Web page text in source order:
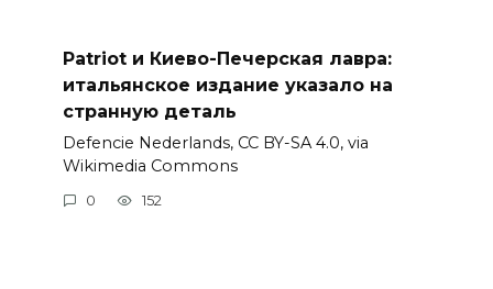
Patriot и Киево-Печерская лавра:
итальянское издание указало на
странную деталь
Defencie Nederlands, CC BY-SA 4.0, via
Wikimedia Commons
0 152